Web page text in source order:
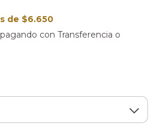
de $6.650
con Transferencia o